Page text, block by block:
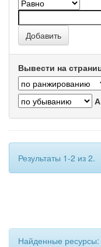
Вывести на
Результаты 1-2 из 2.
Найденные ресурсы: